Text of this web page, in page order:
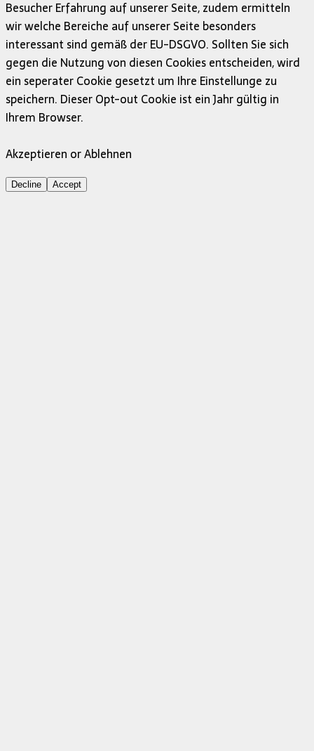
Besucher Erfahrung auf unserer Seite, zudem ermitteln
wir welche Bereiche auf unserer Seite besonders
interessant sind gemäß der EU-DSGVO. Sollten Sie sich
gegen die Nutzung von diesen Cookies entscheiden, wird
ein seperater Cookie gesetzt um Ihre Einstellunge zu
speichern. Dieser Opt-out Cookie ist ein Jahr gültig in
Ihrem Browser.
Akzeptieren or Ablehnen
Decline Accept